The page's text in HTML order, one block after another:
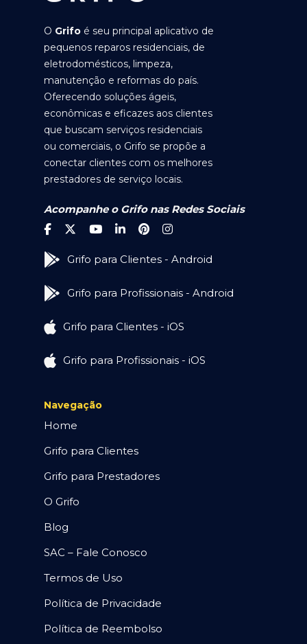
O Grifo é seu principal aplicativo de
pequenos reparos residenciais, de
eletrodomésticos, limpeza,
manutenção e reformas do país.
Oferecendo soluções ágeis,
econômicas e eficazes aos clientes
que buscam serviços residenciais
ou comerciais, o Grifo se propõe a
conectar clientes com os melhores
prestadores de serviço locais.
Acompanhe o Grifo nas Redes Sociais
Grifo para Clientes - Android
Grifo para Profissionais - Android
Grifo para Clientes - iOS
Grifo para Profissionais - iOS
Navegação
Home
Grifo para Clientes
Grifo para Prestadores
O Grifo
Blog
SAC – Fale Conosco
Termos de Uso
Política de Privacidade
Política de Reembolso